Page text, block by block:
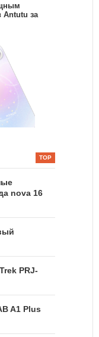
за
nova 16
PRJ-
A1 Plus